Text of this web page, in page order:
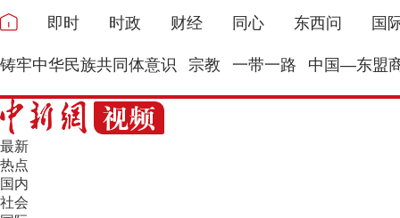
即时 时政 财经 同心 东西问 国
铸牢中华民族共同体意识 宗教 一带一路 中国—东盟
最新
热点
国内
社会